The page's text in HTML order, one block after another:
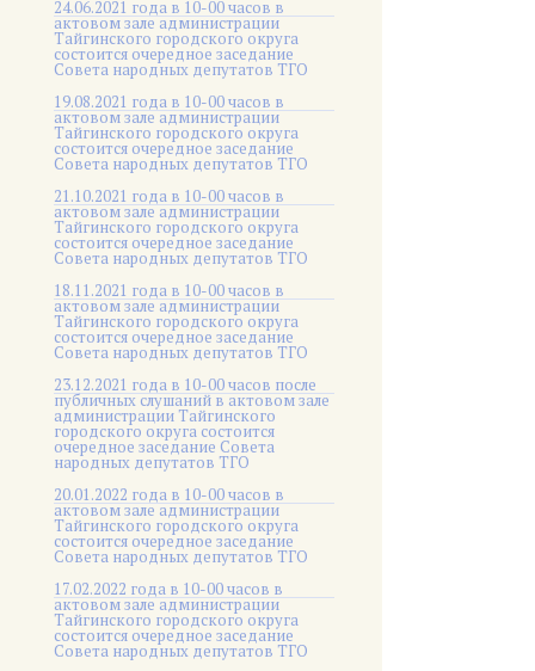
24.06.2021 года в 10-00 часов в
актовом зале администрации
Тайгинского городского округа
состоится очередное заседание
Совета народных депутатов ТГО
19.08.2021 года в 10-00 часов в
актовом зале администрации
Тайгинского городского округа
состоится очередное заседание
Совета народных депутатов ТГО
21.10.2021 года в 10-00 часов в
актовом зале администрации
Тайгинского городского округа
состоится очередное заседание
Совета народных депутатов ТГО
18.11.2021 года в 10-00 часов в
актовом зале администрации
Тайгинского городского округа
состоится очередное заседание
Совета народных депутатов ТГО
23.12.2021 года в 10-00 часов после
публичных слушаний в актовом зале
администрации Тайгинского
городского округа состоится
очередное заседание Совета
народных депутатов ТГО
20.01.2022 года в 10-00 часов в
актовом зале администрации
Тайгинского городского округа
состоится очередное заседание
Совета народных депутатов ТГО
17.02.2022 года в 10-00 часов в
актовом зале администрации
Тайгинского городского округа
состоится очередное заседание
Совета народных депутатов ТГО